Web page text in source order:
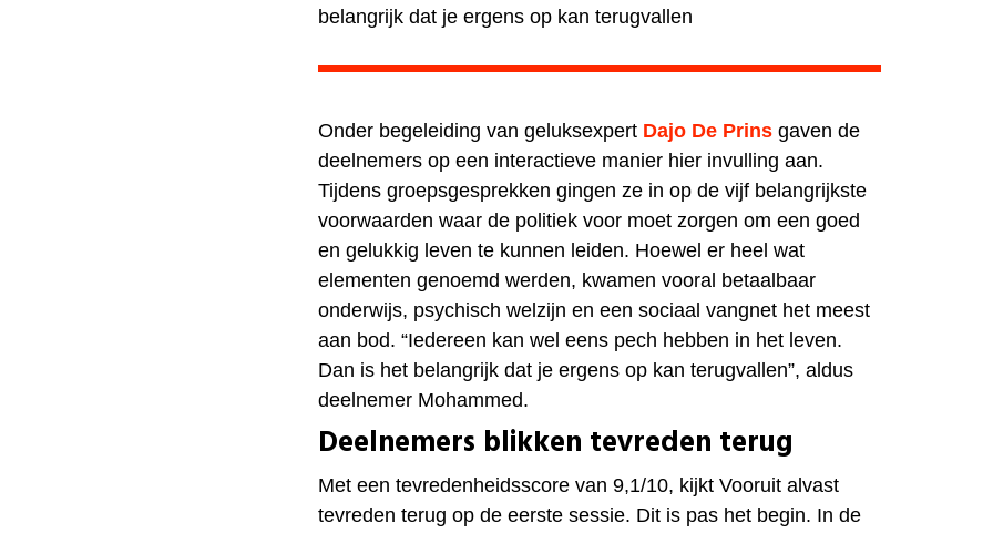
belangrijk dat je ergens op kan terugvallen
Onder begeleiding van geluksexpert Dajo De Prins gaven de
deelnemers op een interactieve manier hier invulling aan.
Tijdens groepsgesprekken gingen ze in op devijf belangrijkste
voorwaarden waar de politiek voor moet zorgen om een goed
en gelukkig leven te kunnen leiden. Hoewel er heel wat
elementen genoemd werden, kwamen vooral betaalbaar
onderwijs, psychisch welzijn en een sociaal vangnet het meest
aan bod. “Iedereen kan wel eens pech hebben in het leven.
Dan is het belangrijk dat je ergens op kan terugvallen”, aldus
deelnemer Mohammed.
Deelnemers blikken tevreden terug
Met een tevredenheidsscore van 9,1/10, kijkt Vooruit alvast
tevreden terug op de eerste sessie. Dit is pas het begin. In de